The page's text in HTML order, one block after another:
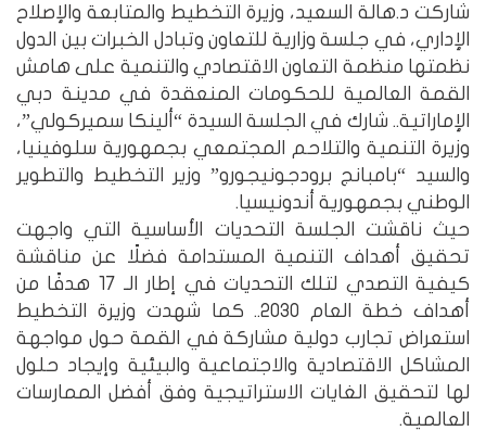
شاركت د.هالة السعيد، وزيرة التخطيط والمتابعة والإصلاح
الإداري، في جلسة وزارية للتعاون وتبادل الخبرات بين الدول
نظمتها منظمة التعاون الاقتصادي والتنمية على هامش
القمة العالمية للحكومات المنعقدة في مدينة دبي
الإماراتية.. شارك في الجلسة السيدة “ألينكا سميركولي”،
وزيرة التنمية والتلاحم المجتمعي بجمهورية سلوفينيا،
والسيد “بامبانج برودجونيجورو” وزير التخطيط والتطوير
الوطني بجمهورية أندونيسيا.
حيث ناقشت الجلسة التحديات الأساسية التي واجهت
تحقيق أهداف التنمية المستدامة فضلًا عن مناقشة
كيفية التصدي لتلك التحديات في إطار الـ 17 هدفًا من
أهداف خطة العام 2030.. كما شهدت وزيرة التخطيط
استعراض تجارب دولية مشاركة في القمة حول مواجهة
المشاكل الاقتصادية والاجتماعية والبيئية وإيجاد حلول
لها لتحقيق الغايات الاستراتيجية وفق أفضل الممارسات
العالمية.